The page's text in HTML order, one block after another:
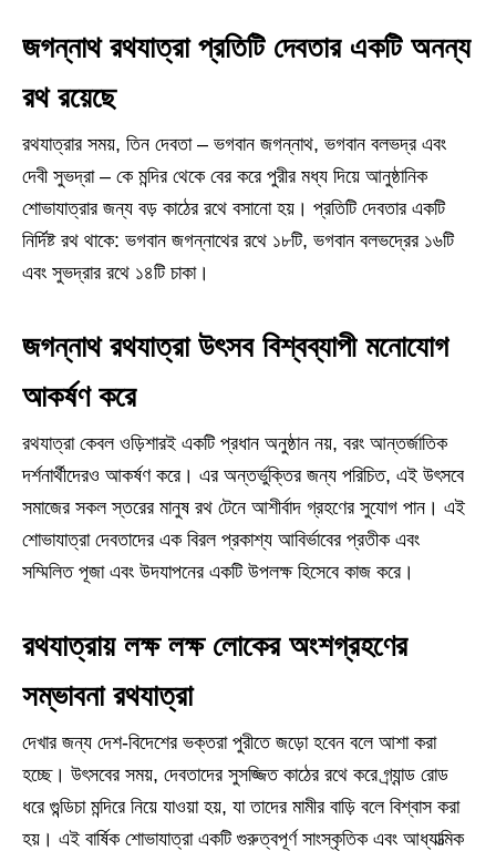
জগন্নাথ রথযাত্রা প্রতিটি দেবতার একটি অনন্য
রথ রয়েছে
রথযাত্রার সময়, তিন দেবতা – ভগবান জগন্নাথ, ভগবান বলভদ্র এবং
দেবী সুভদ্রা – কে মন্দির থেকে বের করে পুরীর মধ্য দিয়ে আনুষ্ঠানিক
শোভাযাত্রার জন্য বড় কাঠের রথে বসানো হয়। প্রতিটি দেবতার একটি
নির্দিষ্ট রথ থাকে: ভগবান জগন্নাথের রথে ১৮টি, ভগবান বলভদ্রের ১৬টি
এবং সুভদ্রার রথে ১৪টি চাকা।
জগন্নাথ রথযাত্রা উৎসব বিশ্বব্যাপী মনোযোগ
আকর্ষণ করে
রথযাত্রা কেবল ওড়িশারই একটি প্রধান অনুষ্ঠান নয়, বরং আন্তর্জাতিক
দর্শনার্থীদেরও আকর্ষণ করে। এর অন্তর্ভুক্তির জন্য পরিচিত, এই উৎসবে
সমাজের সকল স্তরের মানুষ রথ টেনে আশীর্বাদ গ্রহণের সুযোগ পান। এই
শোভাযাত্রা দেবতাদের এক বিরল প্রকাশ্য আবির্ভাবের প্রতীক এবং
সম্মিলিত পূজা এবং উদযাপনের একটি উপলক্ষ হিসেবে কাজ করে।
রথযাত্রায় লক্ষ লক্ষ লোকের অংশগ্রহণের
সম্ভাবনা রথযাত্রা
দেখার জন্য দেশ-বিদেশের ভক্তরা পুরীতে জড়ো হবেন বলে আশা করা
হচ্ছে। উৎসবের সময়, দেবতাদের সুসজ্জিত কাঠের রথে করে গ্র্যান্ড রোড
ধরে গুন্ডিচা মন্দিরে নিয়ে যাওয়া হয়, যা তাদের মামীর বাড়ি বলে বিশ্বাস করা
হয়। এই বার্ষিক শোভাযাত্রা একটি গুরুত্বপূর্ণ সাংস্কৃতিক এবং আধ্যাত্মিক